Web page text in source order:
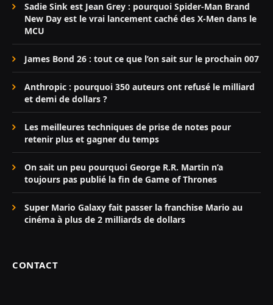
Sadie Sink est Jean Grey : pourquoi Spider-Man Brand
New Day est le vrai lancement caché des X-Men dans le
MCU
James Bond 26 : tout ce que l’on sait sur le prochain 007
Anthropic : pourquoi 350 auteurs ont refusé le milliard
et demi de dollars ?
Les meilleures techniques de prise de notes pour
retenir plus et gagner du temps
On sait un peu pourquoi George R.R. Martin n’a
toujours pas publié la fin de Game of Thrones
Super Mario Galaxy fait passer la franchise Mario au
cinéma à plus de 2 milliards de dollars
CONTACT